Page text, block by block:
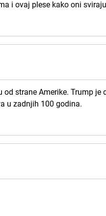
i ovaj plese kako oni
strane Amerike. Trump
u zadnjih 100 godina.